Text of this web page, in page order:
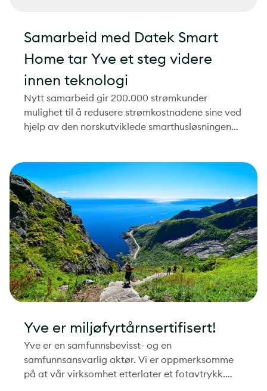
Samarbeid med Datek Smart
Home tar Yve et steg videre
innen teknologi
Nytt samarbeid gir 200.000 strømkunder
mulighet til å redusere strømkostnadene sine ved
hjelp av den norskutviklede smarthusløsningen
tilby sine kunder tjenester for strømstyring som
igjen vil å redusere kundens strømkostnader.
Yve er miljøfyrtårnsertifisert!
Yve er en samfunnsbevisst- og en
samfunnsansvarlig aktør. Vi er oppmerksomme
på at vår virksomhet etterlater et fotavtrykk.